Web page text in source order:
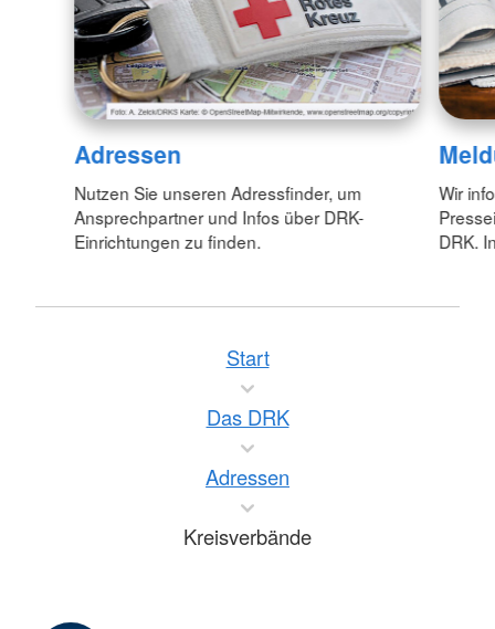
Adressen
Nutzen Sie unseren Adressfinder, um
Ansprechpartner und Infos über DRK-
Einrichtungen zu finden.
Wir
DRK.
Start
Das DRK
Adressen
Kreisverbände